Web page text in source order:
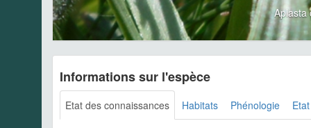
Aplasta
Informations sur l'espèce
Etat des connaissances Habitats Phénologie